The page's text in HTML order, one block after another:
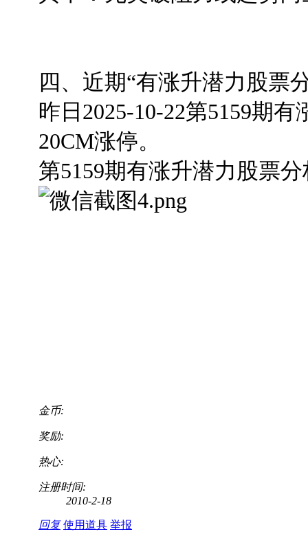
四、近期“有涨升潜力股票
昨日2025-10-22第5159期
20CM涨停。
第5159期有涨升潜力股票
金币:
奖励:
热心:
注册时间:
2010-2-18
回复 使用道具 举报